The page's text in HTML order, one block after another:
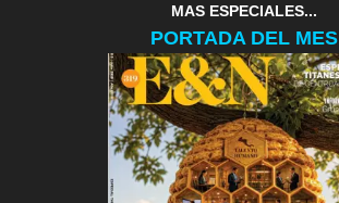
MAS ESPECIALES...
PORTADA DEL MES